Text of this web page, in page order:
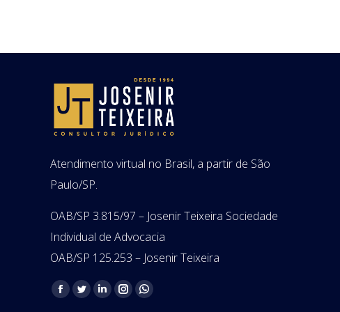
Atendimento virtual no Brasil, a partir de São
Paulo/SP.
OAB/SP 3.815/97 – Josenir Teixeira Sociedade
Individual de Advocacia
OAB/SP 125.253 – Josenir Teixeira
Encontre-nos em:
Facebook
TwitterLinkedinInstagramWhatsapp